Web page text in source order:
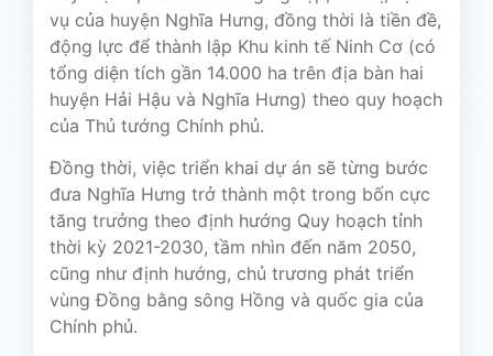
vụ của huyện Nghĩa Hưng, đồng thời là tiền đề,
động lực để thành lập Khu kinh tế Ninh Cơ (có
tổng diện tích gần 14.000 ha trên địa bàn hai
huyện Hải Hậu và Nghĩa Hưng) theo quy hoạch
của Thủ tướng Chính phủ.
Đồng thời, việc triển khai dự án sẽ từng bước
đưa Nghĩa Hưng trở thành một trong bốn cực
tăng trưởng theo định hướng Quy hoạch tỉnh
thời kỳ 2021-2030, tầm nhìn đến năm 2050,
cũng như định hướng, chủ trương phát triển
vùng Đồng bằng sông Hồng và quốc gia của
Chính phủ.